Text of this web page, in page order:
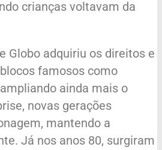
crianças voltavam da
Globo adquiriu os direitos e
famosos como
ampliando ainda mais o
novas gerações
mantendo a
Já nos anos 80, surgiram